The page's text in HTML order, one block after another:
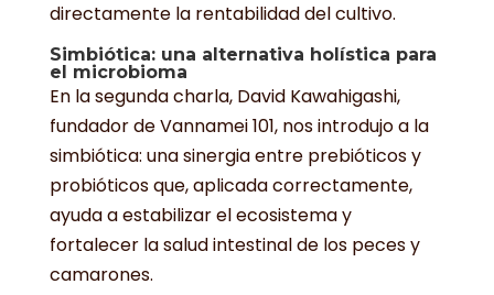
directamente la rentabilidad del cultivo.
Simbiótica: una alternativa holística para
el microbioma
En la segunda charla, David Kawahigashi,
fundador de Vannamei 101, nos introdujo a la
simbiótica: una sinergia entre prebióticos y
probióticos que, aplicada correctamente,
ayuda a estabilizar el ecosistema y
fortalecer la salud intestinal de los peces y
camarones.